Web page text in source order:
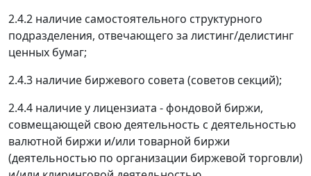
2.4.2 наличие самостоятельного структурного
подразделения, отвечающего за листинг/делистинг
ценных бумаг;
2.4.3 наличие биржевого совета (советов секций);
2.4.4 наличие у лицензиата - фондовой биржи,
совмещающей свою деятельность с деятельностью
валютной биржи и/или товарной биржи
(деятельностью по организации биржевой торговли)